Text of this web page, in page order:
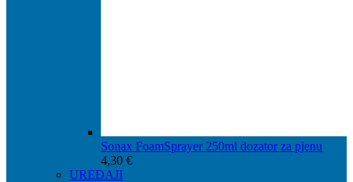
Sonax FoamSprayer 250ml dozator za pjenu
4,30 €
UREĐAJI